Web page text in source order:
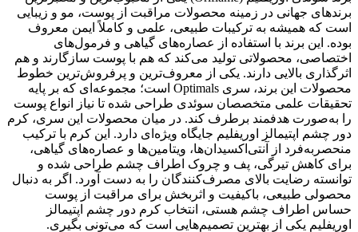
برندهای جهانی در زمینه محصولات مراقبت از پوست، مو و زیبایی
است که همیشه به ترکیبات طبیعی، علمی و کاملاً ایمن معروف
بوده. این برند با استفاده از عصاره‌های گیاهی و فرمول‌های
اختصاصی، محصولاتی تولید می‌کند که هم با پوست سازگارند و هم
اثرگذاری بالایی دارند. یکی از معروف‌ترین و پرفروش‌ترین خطوط
محصولات این برند، سری Optimals است؛ مجموعه‌ای که بر پایه
تحقیقات علمی متخصصان سوئدی طراحی شده تا نیاز انواع پوست
را به‌صورت هدفمند برطرف کند. در میان محصولات این سری، کرم
دور چشم اپتیمالز اوریفلیم جایگاه ویژه‌ای دارد. این کرم با ترکیب
منحصربه‌فرد از آنتی‌اکسیدان‌ها، ویتامین‌ها و عصاره‌های گیاهی،
برای کاهش تیرگی، پف و چروک اطراف چشم طراحی شده و
توانسته رضایت بالای مصرف‌کنندگان را به دست آورد. اگر به دنبال
محصولی طبیعی، باکیفیت و اثربخش برای مراقبت از پوست
حساس اطراف چشم هستی، انتخاب کرم دور چشم اپتیمالز
اوریفلیم یکی از بهترین تصمیم‌هایی است که می‌تونی بگیری.